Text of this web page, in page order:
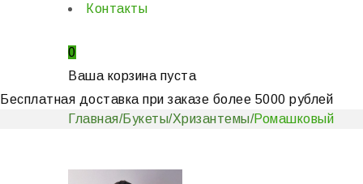
Контакты
0
Ваша корзина пуста
Бесплатная доставка при заказе более 5000 рублей
Главная/Букеты/Хризантемы/Ромашковый